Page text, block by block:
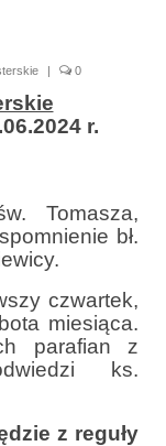
0
r.
Tomasza,
bł.
czwartek,
miesiąca.
parafian z
ks.
z reguły